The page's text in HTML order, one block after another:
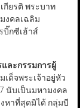
กียรติ พระบาท
งคลเฉลิม
บิ๊กซีเฮ้าส์
ละกรรมการผู้
ด็จพระเจ้าอยู่หัว
นับเป็นมหามงคล
หาที่สุดมิได้ กลุ่มบี